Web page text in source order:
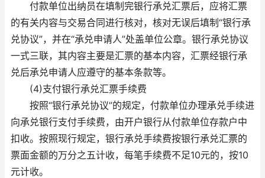
付款单位出纳员在填制完银行承兑汇票后，应将汇票
的有关内容与交易合同进行核对，核对无误后填制“银行承
兑协议”，并在“承兑申请人”处盖单位公章。银行承兑协议
一式三联，其内容主要是汇票的基本内容，汇票经银行承
兑后承兑申请人应遵守的基本条款等。
(4)支付银行承兑汇票手续费
按照“银行承兑协议”的规定，付款单位办理承兑手续进
向承兑银行支付手续费，由开户银行从付款单位存款户中
扣收。按照现行规定，银行承兑手续费按银行承兑汇票的
票面金额的万分之五计收，每笔手续费不足10元的，按10
元计收。